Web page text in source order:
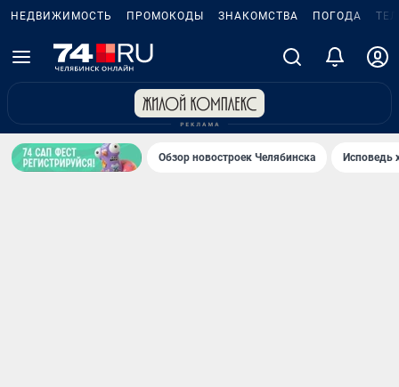
НЕДВИЖИМОСТЬ ПРОМОКОДЫ ЗНАКОМСТВА ПОГОДА
Обзор новостроек Челябинска Исповедь